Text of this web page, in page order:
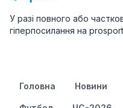
У разі повного або
гіперпосилання на
Головна Новини